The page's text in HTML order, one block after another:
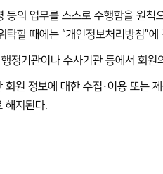
의 업무를 스스로 수행함을 원
할 때에는 “개인정보처리방침”에
정기관이나 수사기관 등에서 회
원 정보에 대한 수집·이용 또는
해지된다.